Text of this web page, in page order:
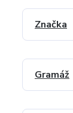
Značka
Gramáž